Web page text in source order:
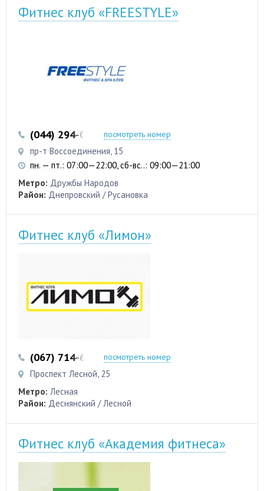
Фитнес клуб «FREESTYLE»
(044) 294-02-10посмотреть номер
пр-т Воссоединения, 15
пн. — пт.: 07:00—22:00, сб-вс..: 09:00—21:00
Метро: Дружбы Народов
Район: Днепровский / Русановка
Фитнес клуб «Лимон»
(067) 714-66-86 (063) 891-31-01
посмотреть номер
Проспект Лесной, 25
Метро: Лесная
Район: Деснянский / Лесной
Фитнес клуб «Академия фитнеса»